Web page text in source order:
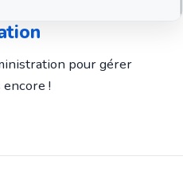
pour gérer
!